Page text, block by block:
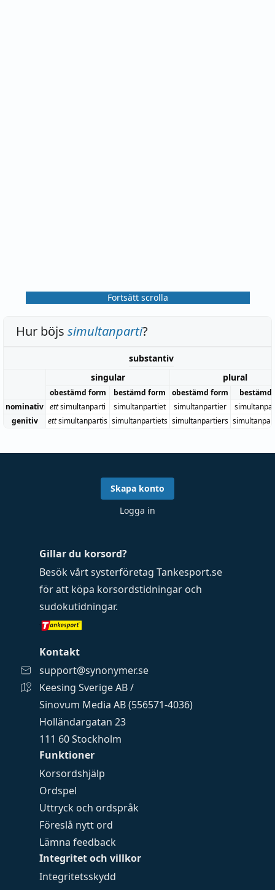
Fortsätt scrolla
Hur böjs simultanparti?
substantiv
singular
plural
obestämd form bestämd form obestämd form
bestämd
nominativ ettsimultanparti simultanpartiet simultanpartier
genitiv
ettsimultanpartis simultanpartiets simultanpartiers
Funktioner
Korsordshjälp
Ordspel
Uttryck och ordspråk
Föreslå nytt ord
Lämna feedback
Integritet och villkor
Integritetsskydd
Gillar du korsord?
Besök vårt systerföretag Tankesport.se
för att köpa korsordstidningar och
sudokutidningar.
Kontakt
support@synonymer.se
Keesing Sverige AB /
Sinovum Media AB (556571-4036)
Holländargatan 23
111 60 Stockholm
Skapa konto
Logga in